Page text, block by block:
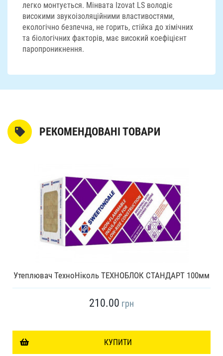
легко монтується. Мінвата Izovat LS володіє
високими звукоізоляційними властивостями,
екологічно безпечна, не горить, стійка до хімічних
та біологічних факторів, має високий коефіцієнт
паропроникнення.
РЕКОМЕНДОВАНІ ТОВАРИ
Утеплювач ТехноНіколь ТЕХНОБЛОК СТАНДАРТ 100мм
210.00 грн
КУПИТИ